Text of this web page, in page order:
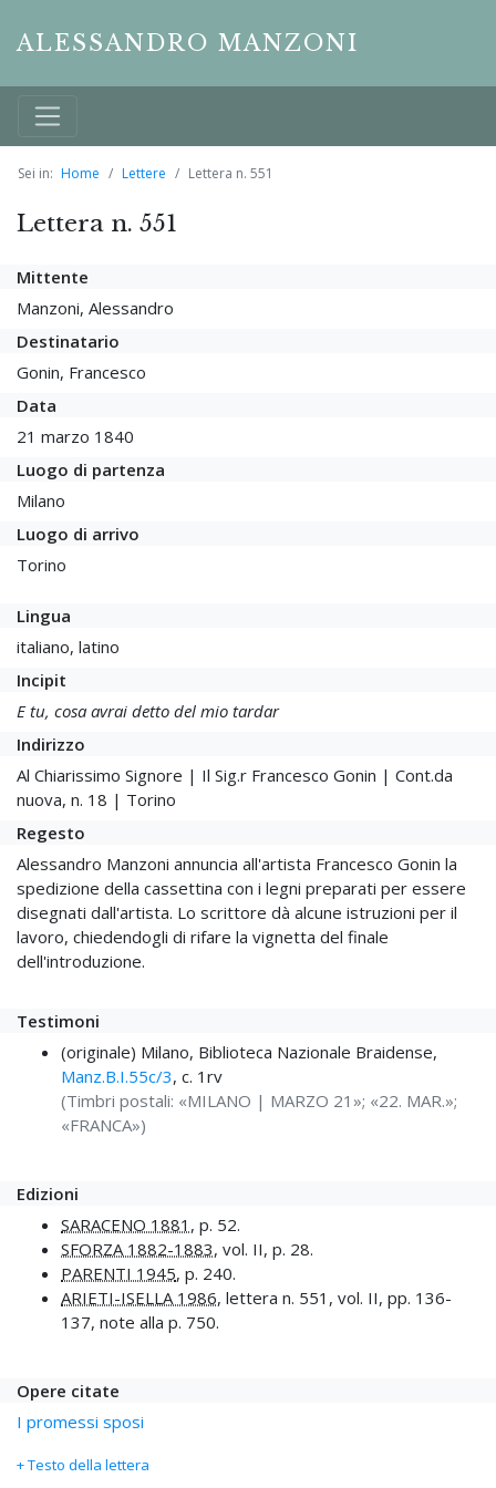
ALESSANDRO MANZONI
Sei in: Home Lettere Lettera n. 551
Lettera n. 551
Mittente
Manzoni, Alessandro
Destinatario
Gonin, Francesco
Data
21 marzo 1840
Luogo di partenza
Milano
Luogo di arrivo
Torino
Lingua
italiano, latino
Incipit
E tu, cosa avrai detto del mio tardar
Indirizzo
Al Chiarissimo Signore | Il Sig.r Francesco Gonin | Cont.da
nuova, n. 18 | Torino
Regesto
Alessandro Manzoni annuncia all'artista Francesco Gonin la
spedizione della cassettina con i legni preparati per essere
disegnati dall'artista. Lo scrittore dà alcune istruzioni per il
lavoro, chiedendogli di rifare la vignetta del finale
dell'introduzione.
Testimoni
(originale) Milano, Biblioteca Nazionale Braidense,
Manz.B.I.55c/3, c. 1rv
(Timbri postali: «MILANO | MARZO 21»; «22. MAR.»;
«FRANCA»)
Edizioni
SARACENO 1881 , p. 52.
SFORZA 1882-1883, vol. II, p. 28.
PARENTI 1945, p. 240.
ARIETI-ISELLA 1986, lettera n. 551, vol. II, pp. 136-
137, note alla p. 750.
Opere citate
I promessi sposi
+ Testo della lettera